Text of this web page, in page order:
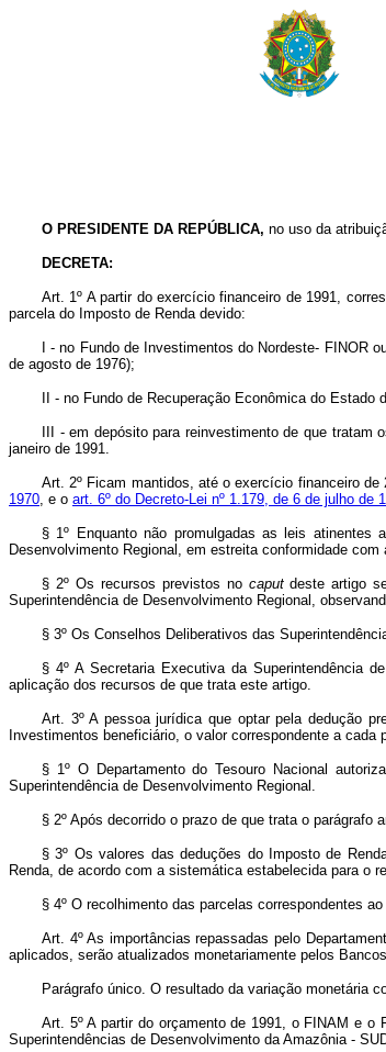
O PRESIDENTE DA REPÚBLICA, no uso da
DECRETA:
Art. 1º A partir do exercício financeiro de 1991,
parcela do Imposto de Renda devido:
I - no Fundo de Investimentos do Nordeste- FINOR
de agosto de 1976);
II - no Fundo de Recuperação Econômica do
III - em depósito para reinvestimento de que tratam
janeiro de 1991.
Art. 2º Ficam mantidos, até o exercício financeiro
1970, e o art. 6º do Decreto-Lei nº 1.179, de 6 de julho de
§ 1º Enquanto não promulgadas as leis atinentes
Desenvolvimento Regional, em estreita conformidade
§ 2º Os recursos previstos no caputdeste artigo
Superintendência de Desenvolvimento Regional,
§ 3º Os Conselhos Deliberativos das
§ 4º A Secretaria Executiva da Superintendência
aplicação dos recursos de que trata este artigo.
Art. 3º A pessoa jurídica que optar pela dedução
Investimentos beneficiário, o valor correspondente a cada
§ 1º O Departamento do Tesouro Nacional
Superintendência de Desenvolvimento Regional.
§ 2º Após decorrido o prazo de que trata o
§ 3º Os valores das deduções do Imposto de
Renda, de acordo com a sistemática estabelecida para o
§ 4º O recolhimento das parcelas correspondentes
Art. 4º As importâncias repassadas pelo
aplicados, serão atualizados monetariamente pelos
Parágrafo único. O resultado da variação monetária
Art. 5º A partir do orçamento de 1991, o FINAM e
Superintendências de Desenvolvimento da Amazônia -